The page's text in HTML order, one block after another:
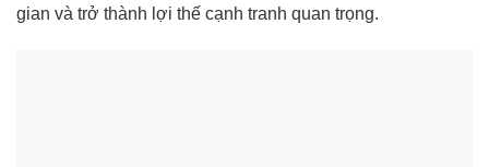
gian và trở thành lợi thế cạnh tranh quan trọng.